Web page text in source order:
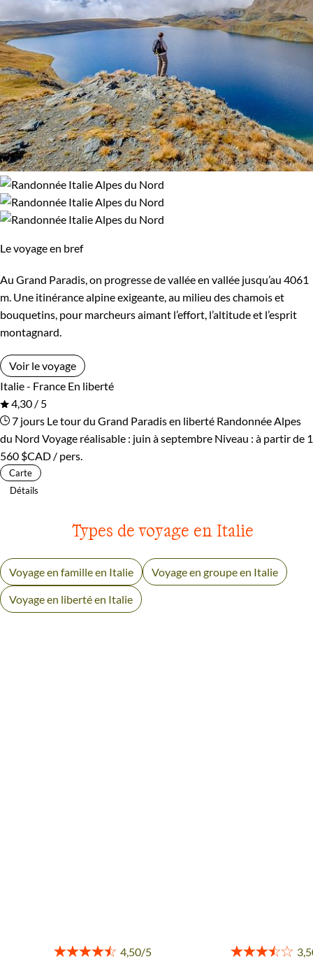
Le voyage en bref
Au Grand Paradis, on progresse de vallée en vallée jusqu’au 4061
m. Une itinérance alpine exigeante, au milieu des chamois et
bouquetins, pour marcheurs aimant l’effort, l’altitude et l’esprit
montagnard.
Voir le voyage
Italie - France En liberté
4,30 / 5
7 jours Le tour du Grand Paradis en liberté Randonnée Alpes
du Nord Voyage réalisable : juin à septembre Niveau : à partir de 1
560 $CAD / pers.
Carte
Détails
Types de voyage en Italie
Voyage en famille en Italie Voyage en groupe en Italie
Voyage en liberté en Italie